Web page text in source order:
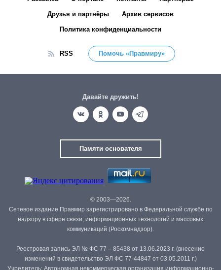
Друзья и партнёры Архив сервисов
Политика конфиденциальности
RSS Помочь «Правмиру»
Давайте дружить!
Памяти основателя
© 2003—2026.
Сетевое издание Правмир зарегистрировано в Федеральной службе по
надзору в сфере связи, информационных технологий и массовых
коммуникаций (Роскомнадзор).
Реестровая запись ЭЛ № ФС 77 – 85438 от 13.06.2023 г. (внесение
изменений в свидетельство ЭЛ ФС 77-44847 от 03.05.2011 г.)